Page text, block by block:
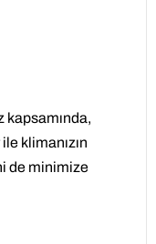
kapsamında,
klimanızın
de minimize